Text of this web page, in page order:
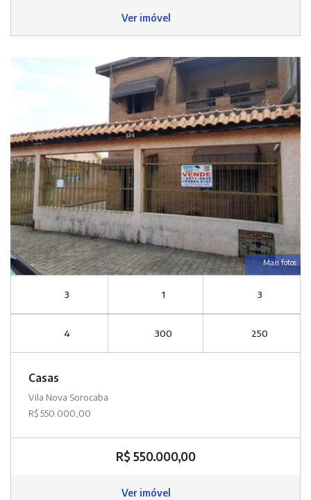
Ver imóvel
Mais fotos
3 1 3
4 300 250
Casas
Vila Nova Sorocaba
R$ 550.000,00
R$ 550.000,00
Ver imóvel